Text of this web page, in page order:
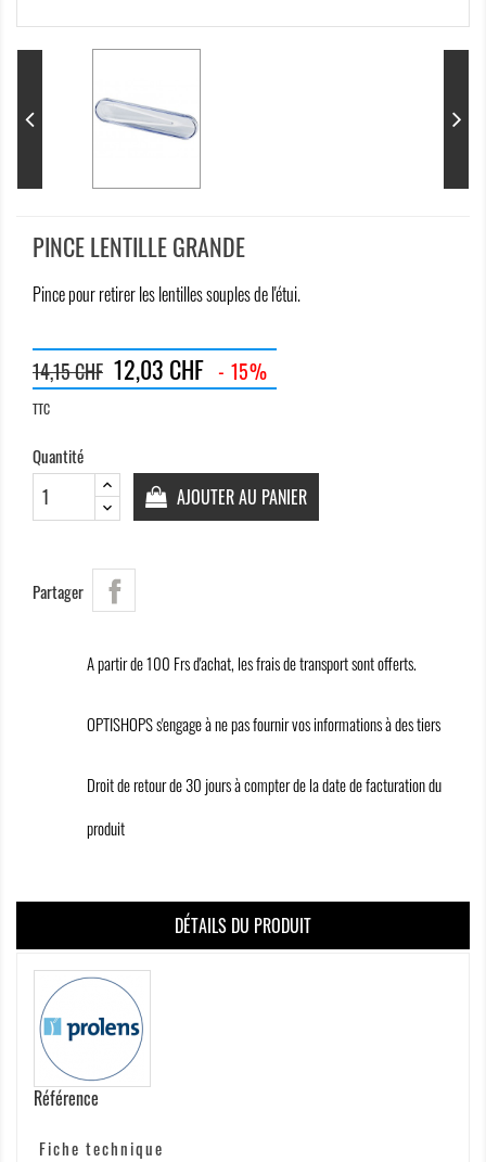
PINCE LENTILLE GRANDE
Pince pour retirer les lentilles souples de l'étui.
12,03 CHF - 15%
14,15 CHF
TTC
Quantité
AJOUTER AU PANIER
Partager
A partir de 100 Frs d'achat, les frais de transport sont offerts.
OPTISHOPS s'engage à ne pas fournir vos informations à des tiers
Droit de retour de 30 jours à compter de la date de facturation du
produit
DÉTAILS DU PRODUIT
Référence
Fiche technique